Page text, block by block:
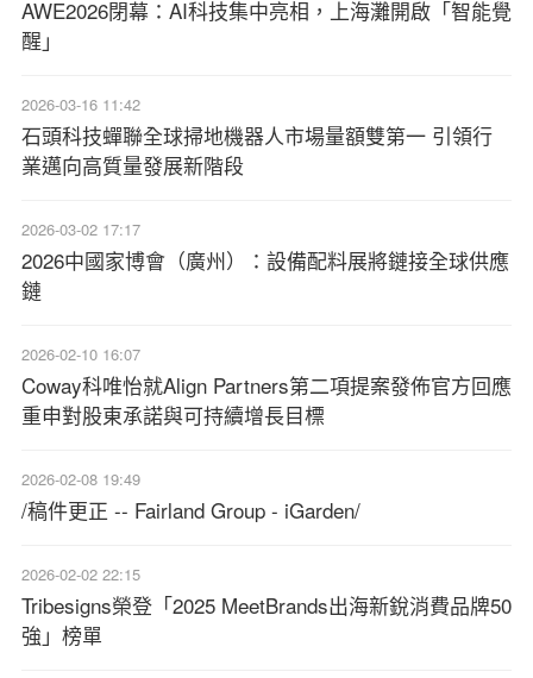
AWE2026閉幕：AI科技集中亮相，上海灘開啟「智能覺
醒」
2026-03-16 11:42
石頭科技蟬聯全球掃地機器人市場量額雙第一 引領行
業邁向高質量發展新階段
2026-03-02 17:17
2026中國家博會（廣州）：設備配料展將鏈接全球供應
鏈
2026-02-10 16:07
Coway科唯怡就Align Partners第二項提案發佈官方回應
重申對股東承諾與可持續增長目標
2026-02-08 19:49
/稿件更正 -- Fairland Group - iGarden/
2026-02-02 22:15
Tribesigns榮登「2025 MeetBrands出海新銳消費品牌50
強」榜單